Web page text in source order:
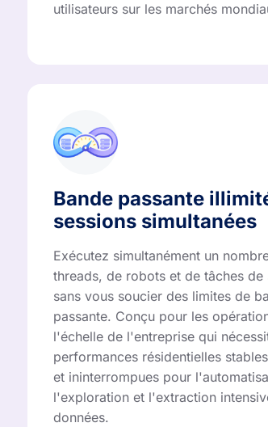
utilisateurs sur les marchés
Bande passante
sessions simultanées
Exécutez simultanément un
threads, de robots et de tâches de
sans vous soucier des limites de
passante. Conçu pour les
l'échelle de l'entreprise qui
performances résidentielles
et ininterrompues pour
l'exploration et l'extraction
données.